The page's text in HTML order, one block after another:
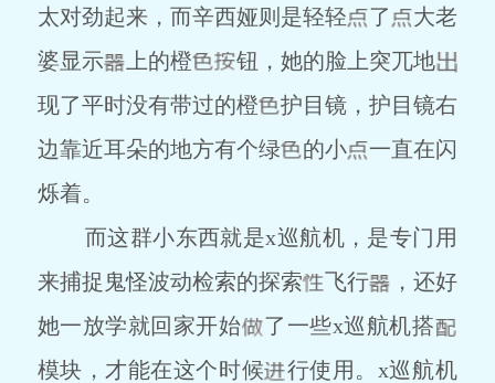
太对劲起来，而辛西娅则是轻轻
了
大老
婆显示
上的橙
钮，她的脸上突兀地
现了平时没有带过的橙
护目镜，护目镜右
边靠近耳朵的地方有个绿
的小
一直在闪
烁着。
而这群小东西就是x巡航机，是专门用
来捕捉鬼怪波动检索的探索
飞行
，还好
她一放学就回家开始
了一些x巡航机搭
模块，才能在这个时候
行使用。x巡航机